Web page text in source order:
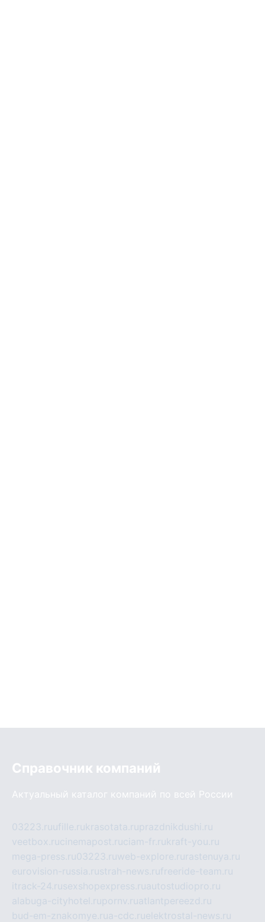
Справочник компаний
Актуальный каталог компаний по всей России
03223.ruufille.rukrasotata.ruprazdnikdushi.ru
veetbox.rucinemapost.ruciam-fr.rukraft-you.ru
mega-press.ru03223.ruweb-explore.ru rastenuya.ru
eurovision-russia.rustrah-news.rufreeride-team.ru
itrack-24.rusexshopexpress.ruautostudiopro.ru
alabuga-cityhotel.rupornv.ruatlantpereezd.ru
bud-em-znakomye.rua-cdc.ruelektrostal-news.ru